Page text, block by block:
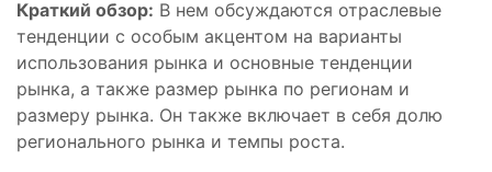
Краткий обзор: В нем обсуждаются отраслевые
тенденции с особым акцентом на варианты
использования рынка и основные тенденции
рынка, а также размер рынка по регионам и
размеру рынка. Он также включает в себя долю
регионального рынка и темпы роста.